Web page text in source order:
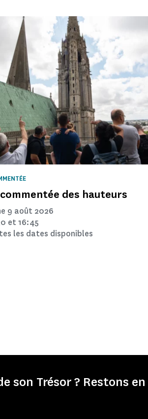
des hauteurs
9 août 2026
et 16:45
les dates disponibles
son Trésor ? Restons